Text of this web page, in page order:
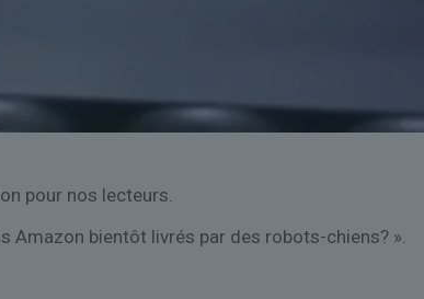
pour nos lecteurs.
Amazon bientôt livrés par des robots-chiens? ».